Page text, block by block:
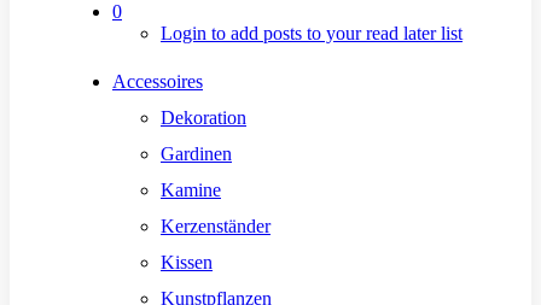
0
Login to add posts to your read later list
Accessoires
Dekoration
Gardinen
Kamine
Kerzenständer
Kissen
Kunstpflanzen